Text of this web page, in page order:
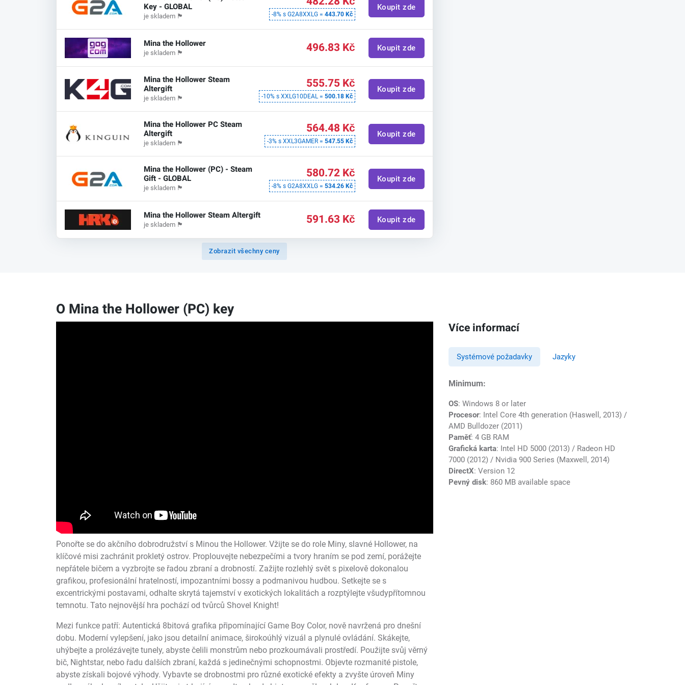
Key - GLOBAL
je skladem 🏴 -8% s G2A8XXLG = 443.70 Kč
Koupit zde
Mina the Hollower
je skladem 🏴 496.83 Kč Koupit zde
Mina the Hollower Steam
Altergift
je skladem 🏴
555.75 Kč
-10% s XXLG10DEAL = 500.18 Kč
Koupit zde
Mina the Hollower PC Steam
Altergift
je skladem 🏴
564.48 Kč
-3% s XXL3GAMER = 547.55 Kč
Koupit zde
Mina the Hollower (PC) - Steam
Gift - GLOBAL
je skladem 🏴
580.72 Kč
-8% s G2A8XXLG = 534.26 Kč
Koupit zde
Mina the Hollower Steam Altergift
je skladem 🏴 591.63 Kč Koupit zde
Zobrazit všechny ceny
O Mina the Hollower (PC) key
Ponořte se do akčního dobrodružství s Minou the Hollower. Vžijte se do role Miny, slavné Hollower, na
klíčové misi zachránit prokletý ostrov. Proplouvejte nebezpečími a tvory hraním se pod zemí, porážejte
nepřátele bičem a vyzbrojte se řadou zbraní a drobností. Zažijte rozlehlý svět s pixelově dokonalou
grafikou, profesionální hratelností, impozantními bossy a podmanivou hudbou. Setkejte se s
excentrickými postavami, odhalte skrytá tajemství v exotických lokalitách a rozptýlejte všudypřítomnou
temnotu. Tato nejnovější hra pochází od tvůrců Shovel Knight!
Mezi funkce patří: Autentická 8bitová grafika připomínající Game Boy Color, nově navržená pro dnešní
dobu. Moderní vylepšení, jako jsou detailní animace, širokoúhlý vizuál a plynulé ovládání. Skákejte,
uhýbejte a prolézávejte tunely, abyste čelili monstrům nebo prozkoumávali prostředí. Použijte svůj věrný
bič, Nightstar, nebo řadu dalších zbraní, každá s jedinečnými schopnostmi. Objevte rozmanité pistole,
abyste získali bojové výhody. Vybavte se drobnostmi pro různé exotické efekty a zvyšte úroveň Miny
Více informací
Systémové požadavky Jazyky
Minimum:
OS: Windows 8 or later
Procesor: Intel Core 4th generation (Haswell, 2013) /
AMD Bulldozer (2011)
Paměť: 4 GB RAM
Grafická karta: Intel HD 5000 (2013) / Radeon HD
7000 (2012) / Nvidia 900 Series (Maxwell, 2014)
DirectX: Version 12
Pevný disk: 860 MB available space